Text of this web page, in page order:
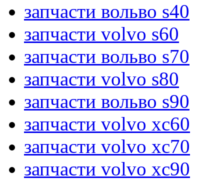
запчасти вольво s40
запчасти volvo s60
запчасти вольво s70
запчасти volvo s80
запчасти вольво s90
запчасти volvo xc60
запчасти volvo xc70
запчасти volvo xc90